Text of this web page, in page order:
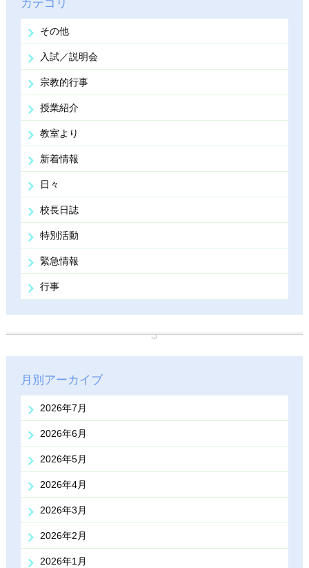
カテゴリ
その他
入試／説明会
宗教的行事
授業紹介
教室より
新着情報
日々
校長日誌
特別活動
緊急情報
行事
月別アーカイブ
2026年7月
2026年6月
2026年5月
2026年4月
2026年3月
2026年2月
2026年1月